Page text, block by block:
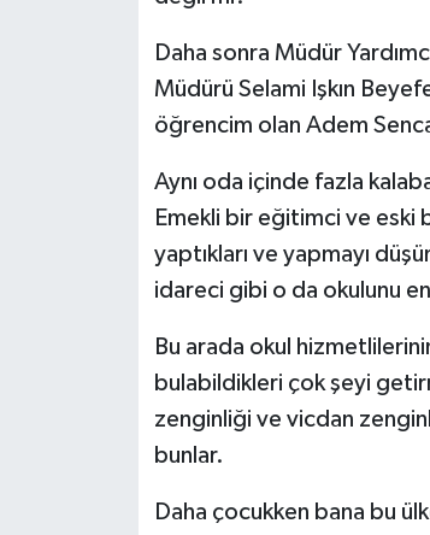
Daha sonra Müdür
Müdürü Selami Işkın
öğrencim olan Adem
Aynı oda içinde fazla
Emekli bir eğitimci ve
yaptıkları ve yapmayı
idareci gibi o da okulunu
Bu arada okul
bulabildikleri çok şeyi
zenginliği ve vicdan
bunlar.
Daha çocukken bana bu